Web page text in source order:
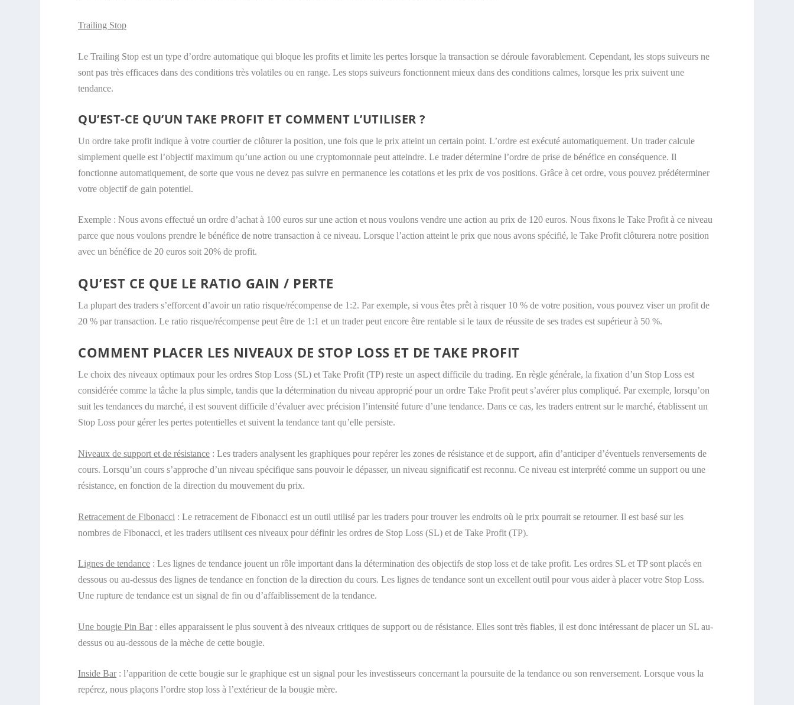
Trailing Stop
Le Trailing Stop est un type d’ordre automatique qui bloque les profits et limite les pertes lorsque la transaction se déroule favorablement. Cependant, les stops suiveurs ne
sont pas très efficaces dans des conditions très volatiles ou en range. Les stops suiveurs fonctionnent mieux dans des conditions calmes, lorsque les prix suivent une
tendance.
QU’EST-CE QU’UN TAKE PROFIT ET COMMENT L’UTILISER ?
Un ordre take profit indique à votre courtier de clôturer la position, une fois que le prix atteint un certain point. L’ordre est exécuté automatiquement. Un trader calcule
simplement quelle est l’objectif maximum qu’une action ou une cryptomonnaie peut atteindre. Le trader détermine l’ordre de prise de bénéfice en conséquence. Il
fonctionne automatiquement, de sorte que vous ne devez pas suivre en permanence les cotations et les prix de vos positions. Grâce à cet ordre, vous pouvez prédéterminer
votre objectif de gain potentiel.
Exemple : Nous avons effectué un ordre d’achat à 100 euros sur une action et nous voulons vendre une action au prix de 120 euros. Nous fixons le Take Profit à ce niveau
parce que nous voulons prendre le bénéfice de notre transaction à ce niveau. Lorsque l’action atteint le prix que nous avons spécifié, le Take Profit clôturera notre position
avec un bénéfice de 20 euros soit 20% de profit.
QU’EST CE QUE LE RATIO GAIN / PERTE
La plupart des traders s’efforcent d’avoir un ratio risque/récompense de 1:2. Par exemple, si vous êtes prêt à risquer 10 % de votre position, vous pouvez viser un profit de
20 % par transaction. Le ratio risque/récompense peut être de 1:1 et un trader peut encore être rentable si le taux de réussite de ses trades est supérieur à 50 %.
COMMENT PLACER LES NIVEAUX DE STOP LOSS ET DE TAKE PROFIT
Le choix des niveaux optimaux pour les ordres Stop Loss (SL) et Take Profit (TP) reste un aspect difficile du trading. En règle générale, la fixation d’un Stop Loss est
considérée comme la tâche la plus simple, tandis que la détermination du niveau approprié pour un ordre Take Profit peut s’avérer plus compliqué. Par exemple, lorsqu’on
suit les tendances du marché, il est souvent difficile d’évaluer avec précision l’intensité future d’une tendance. Dans ce cas, les traders entrent sur le marché, établissent un
Stop Loss pour gérer les pertes potentielles et suivent la tendance tant qu’elle persiste.
Niveaux de support et de résistance : Les traders analysent les graphiques pour repérer les zones de résistance et de support, afin d’anticiper d’éventuels renversements de
cours. Lorsqu’un cours s’approche d’un niveau spécifique sans pouvoir le dépasser, un niveau significatif est reconnu. Ce niveau est interprété comme un support ou une
résistance, en fonction de la direction du mouvement du prix.
Retracement de Fibonacci : Le retracement de Fibonacci est un outil utilisé par les traders pour trouver les endroits où le prix pourrait se retourner. Il est basé sur les
nombres de Fibonacci, et les traders utilisent ces niveaux pour définir les ordres de Stop Loss (SL) et de Take Profit (TP).
Lignes de tendance : Les lignes de tendance jouent un rôle important dans la détermination des objectifs de stop loss et de take profit. Les ordres SL et TP sont placés en
dessous ou au-dessus des lignes de tendance en fonction de la direction du cours. Les lignes de tendance sont un excellent outil pour vous aider à placer votre Stop Loss.
Une rupture de tendance est un signal de fin ou d’affaiblissement de la tendance.
Une bougie Pin Bar: elles apparaissent le plus souvent à des niveaux critiques de support ou de résistance. Elles sont très fiables, il est donc intéressant de placer un SL au-
dessus ou au-dessous de la mèche de cette bougie.
Inside Bar: l’apparition de cette bougie sur le graphique est un signal pour les investisseurs concernant la poursuite de la tendance ou son renversement. Lorsque vous la
repérez, nous plaçons l’ordre stop loss à l’extérieur de la bougie mère.